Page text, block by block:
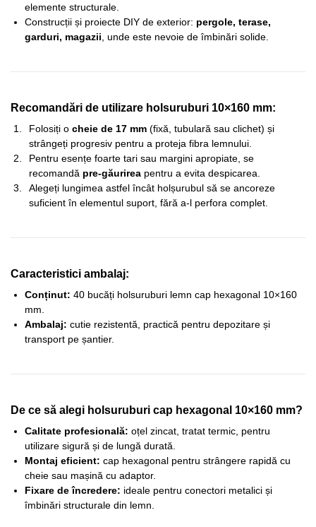
elemente structurale.
Construcții și proiecte DIY de exterior: pergole, terase,
garduri, magazii , unde este nevoie de îmbinări solide.
Recomandări de utilizare holsuruburi 10×160 mm:
Folosiți o cheie de 17 mm (fixă, tubulară sau clichet) și
strângeți progresiv pentru a proteja fibra lemnului.
Pentru esențe foarte tari sau margini apropiate, se
recomandă pre-găurirea pentru a evita despicarea.
Alegeți lungimea astfel încât holșurubul să se ancoreze
suficient în elementul suport, fără a-l perfora complet.
Caracteristici ambalaj:
Conținut: 40 bucăți holsuruburi lemn cap hexagonal 10×160
mm.
Ambalaj: cutie rezistentă, practică pentru depozitare și
transport pe șantier.
De ce să alegi holsuruburi cap hexagonal 10×160 mm?
Calitate profesională: oțel zincat, tratat termic, pentru
utilizare sigură și de lungă durată.
Montaj eficient: cap hexagonal pentru strângere rapidă cu
cheie sau mașină cu adaptor.
Fixare de încredere: ideale pentru conectori metalici și
îmbinări structurale din lemn.